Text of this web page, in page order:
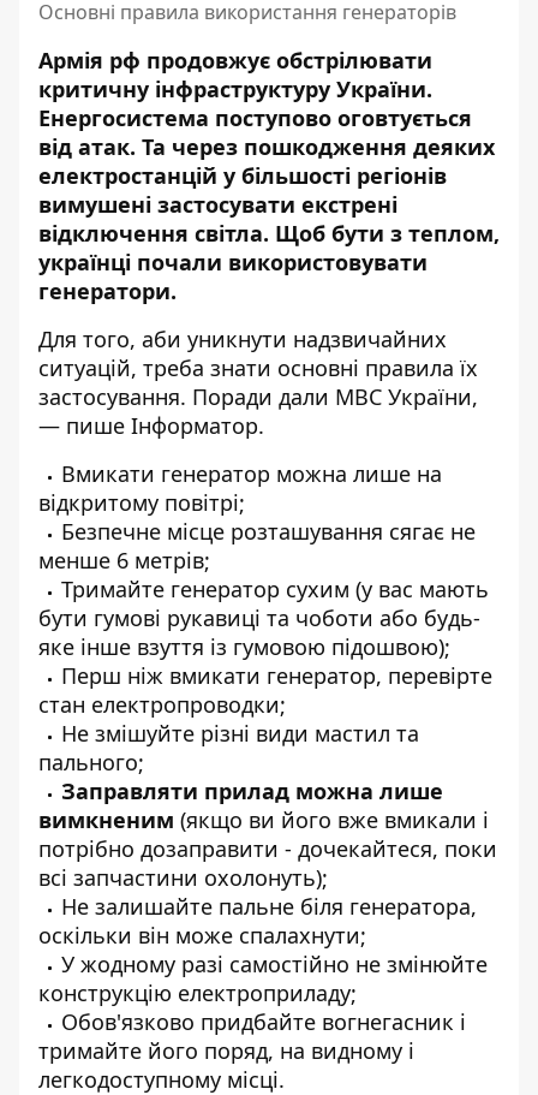
Основні правила використання генераторів
Армія рф продовжує обстрілювати
критичну інфраструктуру України.
Енергосистема поступово оговтується
від атак. Та через пошкодження деяких
електростанцій у більшості регіонів
вимушені застосувати екстрені
відключення світла. Щоб бути з теплом,
українці почали використовувати
генератори.
Для того, аби уникнути надзвичайних
ситуацій, треба знати основні правила їх
застосування. Поради дали МВС України,
— пише Інформатор.
Вмикати генератор можна лише на
відкритому повітрі;
Безпечне місце розташування сягає не
менше 6 метрів;
Тримайте генератор сухим (у вас мають
бути гумові рукавиці та чоботи або будь-
яке інше взуття із гумовою підошвою);
Перш ніж вмикати генератор, перевірте
стан електропроводки;
Не змішуйте різні види мастил та
пального;
Заправляти прилад можна лише
вимкненим (якщо ви його вже вмикали і
потрібно дозаправити - дочекайтеся, поки
всі запчастини охолонуть);
Не залишайте пальне біля генератора,
оскільки він може спалахнути;
У жодному разі самостійно не змінюйте
конструкцію електроприладу;
Обов'язково придбайте вогнегасник і
тримайте його поряд, на видному і
легкодоступному місці.